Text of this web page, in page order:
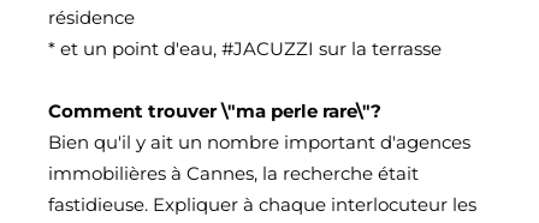
résidence
* et un point d'eau, #JACUZZI sur la terrasse
Comment trouver \"ma perle rare\"?
Bien qu'il y ait un nombre important d'agences
immobilières à Cannes, la recherche était
fastidieuse. Expliquer à chaque interlocuteur les